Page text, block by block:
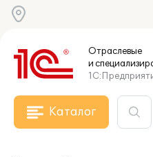
Отраслевые
и
Каталог